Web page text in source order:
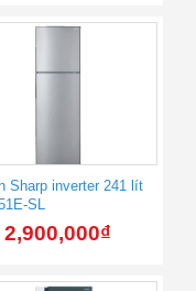
Sharp inverter 241 lít
SL
2,900,000₫